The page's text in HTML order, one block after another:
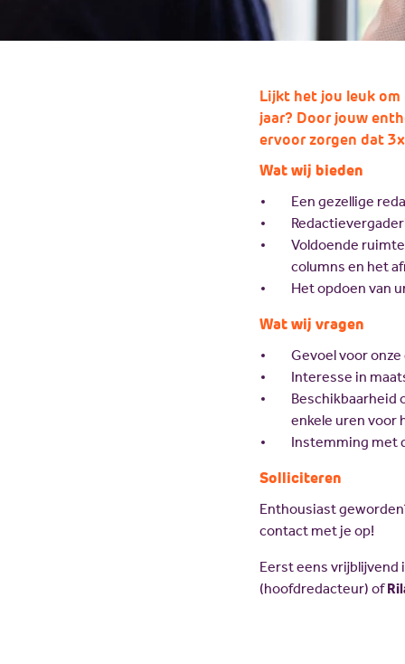
Lijkt het jou leuk om
jaar? Door jouw
ervoor zorgen dat
Wat wij bieden
Een gezellige
Voldoende
columns en het
Het opdoen van
Wat wij vragen
Gevoel voor
Interesse in
Beschikbaarheid
enkele uren voor
Instemming met
Solliciteren
Enthousiast
contact met je op!
Eerst eens vrijblijvend
(hoofdredacteur) of